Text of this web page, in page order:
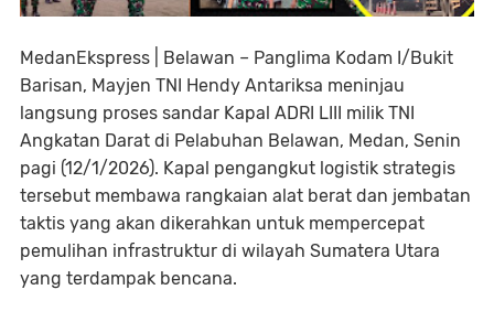
MedanEkspress | Belawan – Panglima Kodam I/Bukit
Barisan, Mayjen TNI Hendy Antariksa meninjau
langsung proses sandar Kapal ADRI LIII milik TNI
Angkatan Darat di Pelabuhan Belawan, Medan, Senin
pagi (12/1/2026). Kapal pengangkut logistik strategis
tersebut membawa rangkaian alat berat dan jembatan
taktis yang akan dikerahkan untuk mempercepat
pemulihan infrastruktur di wilayah Sumatera Utara
yang terdampak bencana.